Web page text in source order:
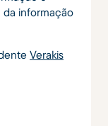
informação
Verakis